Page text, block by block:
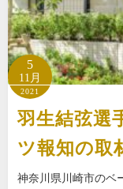
5
11月
2021
羽生結弦選
ツ報知の取
神奈川県川崎市のベ